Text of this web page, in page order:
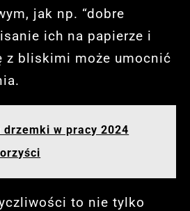
jak np. “dobre
ich na papierze i
z bliskimi może umocnić
drzemki w pracy 2024
to nie tylko